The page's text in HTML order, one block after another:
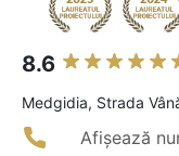
8.6
Medgidia, Strada
Afișează